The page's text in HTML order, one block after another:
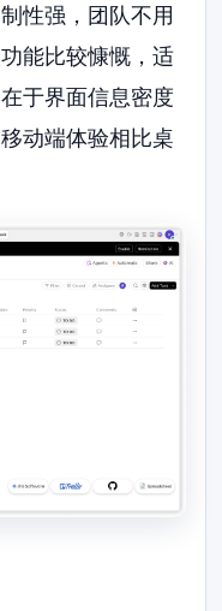
性强，团队不用
能比较慷慨，适
于界面信息密度
动端体验相比桌